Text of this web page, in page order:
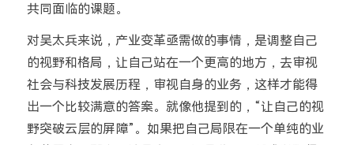
共同面临的课题。
对吴太兵来说，产业变革亟需做的事情，是调整自己
的视野和格局，让自己站在一个更高的地方，去审视
社会与科技发展历程，审视自身的业务，这样才能得
出一个比较满意的答案。就像他提到的，“让自己的视
野突破云层的屏障”。如果把自己局限在一个单纯的业